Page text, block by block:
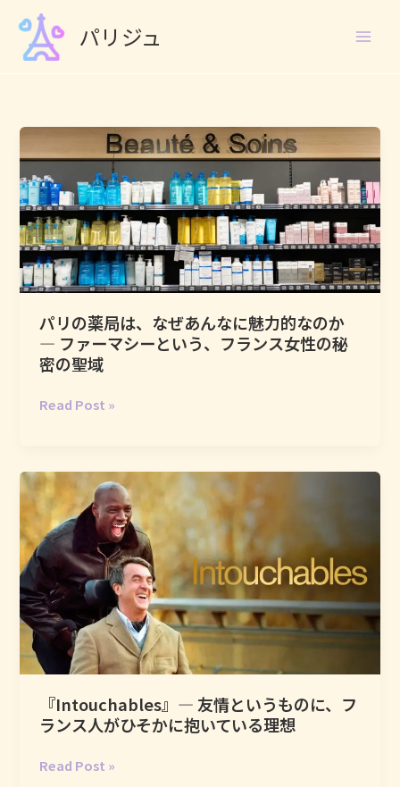
content
パリジュ
パリの薬局は、なぜあんなに魅力的なのか
― ファーマシーという、フランス女性の秘
密の聖域
パ
薬
局
は、
な
ぜ
ん
な
に
魅
的
な
か
Read Post »
『Intouchables』― 友情というものに、フ
ランス人がひそかに抱いている理想
『Intouchables』
Read Post »